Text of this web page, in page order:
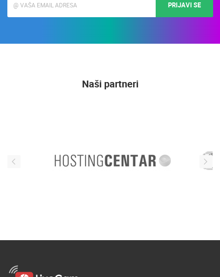
PRIJAVI SE
Naši partneri